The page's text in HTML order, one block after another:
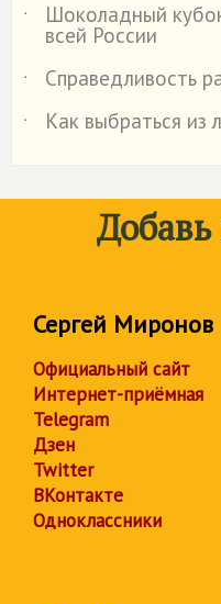
˙
Шоколадный
всей России
˙
Справедливость
˙
Как выбраться из
Добавь
Сергей Миронов
Официальный сайт
Интернет-приёмная
Telegram
Дзен
Twitter
ВКонтакте
Одноклассники